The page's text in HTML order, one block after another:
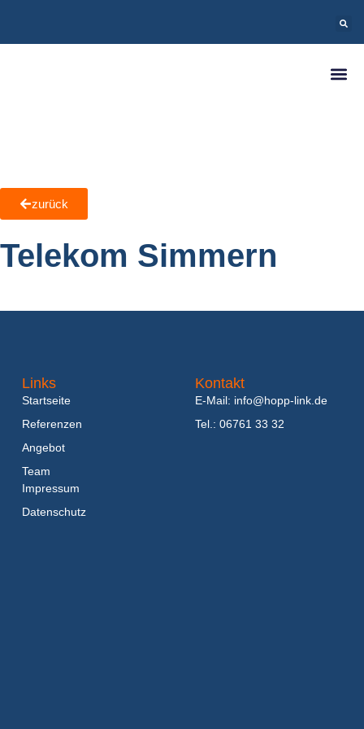
zurück
Telekom Simmern
Links
Startseite
Referenzen
Angebot
Team
Impressum
Datenschutz
Kontakt
E-Mail: info@hopp-link.de
Tel.: 06761 33 32